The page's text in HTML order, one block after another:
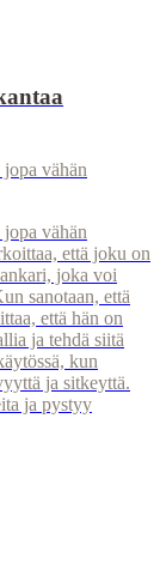
vähän
vähän
että joku on
joka voi
sanotaan, että
että hän on
ja tehdä siitä
kun
ja sitkeyttä.
ja pystyy